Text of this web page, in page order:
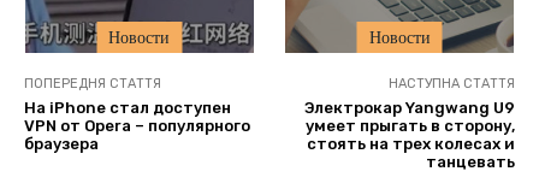
Новости Новости
ПОПЕРЕДНЯ СТАТТЯ
На iPhone стал доступен
VPN от Opera – популярного
браузера
НАСТУПНА СТАТТЯ
Электрокар Yangwang U9
умеет прыгать в сторону,
стоять на трех колесах и
танцевать